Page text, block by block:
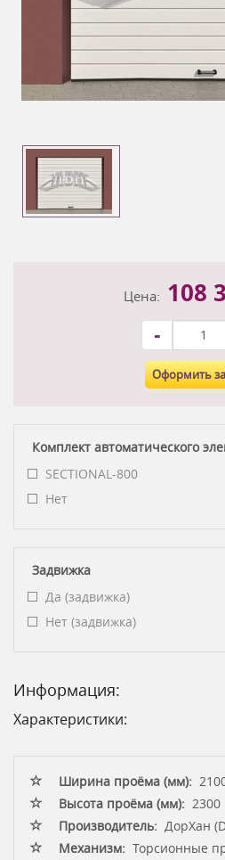
Цена: 108
-
Оформить
Комплект автоматического
SECTIONAL-800
Нет
Задвижка
Да (задвижка)
Нет (задвижка)
Информация:
Характеристики:
Ширина проёма (мм):
Высота проёма (мм): 2300
Производитель: ДорХан
Механизм: Торсионные